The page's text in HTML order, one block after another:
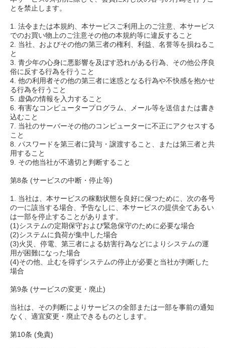
とを禁止します。
1. 法令または本規約、本サービスご利用上のご注意、本サービス
でのお買い物上のご注意その他の本規約等に違反すること
2. 当社、およびその他の第三者の権利、利益、名誉等を損ねるこ
と
3. 青少年の心身に悪影響を及ぼす恐れがある行為、その他公序良
俗に反する行為を行うこと
4. 他の利用者その他の第三者に迷惑となる行為や不快感を抱かせ
る行為を行うこと
5. 虚偽の情報を入力すること
6. 有害なコンピュータープログラム、メール等を送信または書き
込むこと
7. 当社のサーバーその他のコンピューターに不正にアクセスする
こと
8. パスワードを第三者に貸与・譲渡すること、または第三者と共
用すること
9. その他当社が不適切と判断すること
第8条 (サービスの中断・停止等)
1. 当社は、本サービスの稼動状態を良好に保つために、次の各号
の一に該当する場合、予告なしに、本サービスの提供全てあるい
は一部を停止することがあります。
(1)システムの定期保守および緊急保守のために必要な場合
(2)システムに負荷が集中した場合
(3)火災、停電、第三者による妨害行為などによりシステムの運
用が困難になった場合
(4)その他、止むを得ずシステムの停止が必要と当社が判断した
場合
第9条 (サービスの変更・廃止)
当社は、その判断によりサービスの全部または一部を事前の通知
なく、適宜変更・廃止できるものとします。
第10条 (免責)